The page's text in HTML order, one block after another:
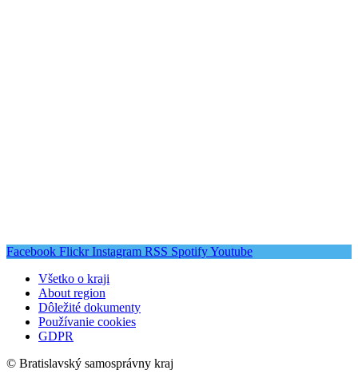
Facebook Flickr Instagram RSS SpotifyYoutube
Všetko o kraji
About region
Dôležité dokumenty
Používanie cookies
GDPR
© Bratislavský samosprávny kraj